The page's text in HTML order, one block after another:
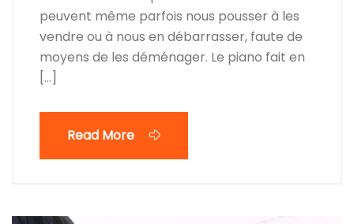
peuvent même parfois nous pousser à les
vendre ou à nous en débarrasser, faute de
moyens de les déménager. Le piano fait en
[…]
Read More